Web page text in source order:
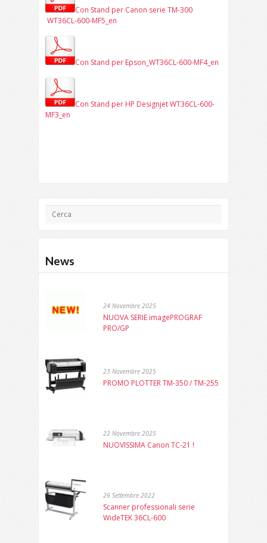
Con Stand per Canon serie TM-300
WT36CL-600-MF5_en
Con Stand per Epson_WT36CL-600-MF4_en
Con Stand per HP Designjet WT36CL-600-
MF3_en
News
24 Novembre 2025
NUOVA SERIE imagePROGRAF
PRO/GP
23 Novembre 2025
PROMO PLOTTER TM-350 / TM-255
22 Novembre 2025
NUOVISSIMA Canon TC-21 !
26 Settembre 2022
Scanner professionali serie
WideTEK 36CL-600